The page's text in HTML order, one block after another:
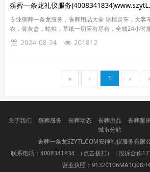
专业殡葬一条龙服务，丧葬用品大全 冰棺灵车，大客
衣，骨灰盒，蜡烛，草纸一切应有尽有，全城24小时
阻！您身边的白事顾问，殡仪专家…… 服务地点...
2024-08-24 201812
« ‹ 1 ›
关于我们 殡葬服务 丧葬动态 丧葬用品 丧葬案
城市分站
丧葬一条龙SZYTL.COM安神礼仪服务有限
联系电话： 4008341834 （点击拨打）
（投诉合作
营业执照：